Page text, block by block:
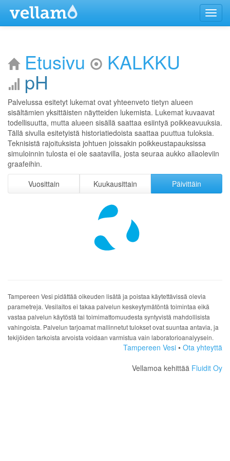
Menu
Etusivu KALKKU
pH
Palvelussa esitetyt lukemat ovat yhteenveto tietyn alueen
sisältämien yksittäisten näytteiden lukemista. Lukemat kuvaavat
todellisuutta, mutta alueen sisällä saattaa esiintyä poikkeavuuksia.
Tällä sivulla esitetyistä historiatiedoista saattaa puuttua tuloksia.
Teknisistä rajoituksista johtuen joissakin poikkeustapauksissa
simuloinnin tulosta ei ole saatavilla, josta seuraa aukko allaoleviin
graafeihin.
Vuosittain
Kuukausittain Päivittäin
Tampereen Vesi pidättää oikeuden lisätä ja poistaa käytettävissä olevia
parametreja. Vesilaitos ei takaa palvelun keskeytymätöntä toimintaa eikä
vastaa palvelun käytöstä tai toimimattomuudesta syntyvistä mahdollisista
vahingoista. Palvelun tarjoamat mallinnetut tulokset ovat suuntaa antavia, ja
tekijöiden tarkoista arvoista voidaan varmistua vain laboratorioanalyysein.
Tampereen Vesi • Ota yhteyttä
Vellamoa kehittää Fluidit Oy